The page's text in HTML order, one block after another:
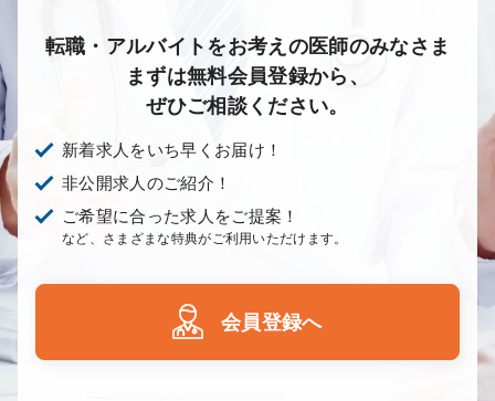
転職・アルバイトをお考えの医師のみなさま
まずは無料会員登録から、
ぜひご相談ください。
新着求人をいち早くお届け！
非公開求人のご紹介！
ご希望に合った求人をご提案！
など、さまざまな特典がご利用いただけます。
会員登録へ